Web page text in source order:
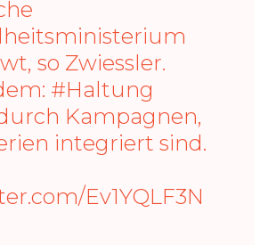
so Zwiessler.
#Haltung
Kampagnen,
integriert sind.
Ev1YQLF3N